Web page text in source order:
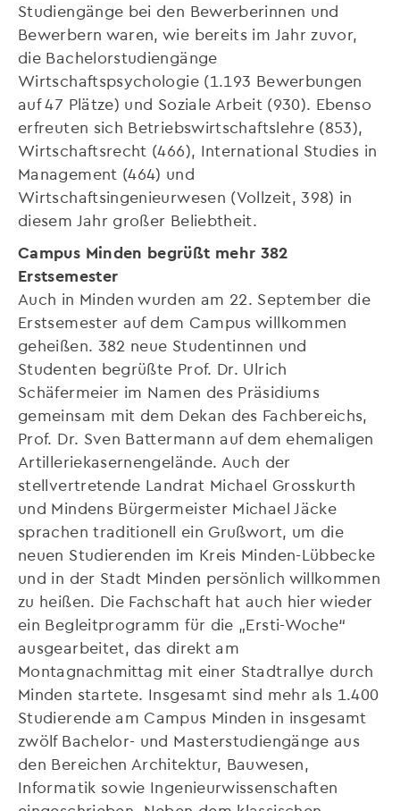
Studiengänge bei den Bewerberinnen und
Bewerbern waren, wie bereits im Jahr zuvor,
die Bachelorstudiengänge
Wirtschaftspsychologie (1.193 Bewerbungen
auf 47 Plätze) und Soziale Arbeit (930). Ebenso
erfreuten sich Betriebswirtschaftslehre (853),
Wirtschaftsrecht (466), International Studies in
Management (464) und
Wirtschaftsingenieurwesen (Vollzeit, 398) in
diesem Jahr großer Beliebtheit.
Campus Minden begrüßt mehr 382
Erstsemester
Auch in Minden wurden am 22. September die
Erstsemester auf dem Campus willkommen
geheißen. 382 neue Studentinnen und
Studenten begrüßte Prof. Dr. Ulrich
Schäfermeier im Namen des Präsidiums
gemeinsam mit dem Dekan des Fachbereichs,
Prof. Dr. Sven Battermann auf dem ehemaligen
Artilleriekasernengelände. Auch der
stellvertretende Landrat Michael Grosskurth
und Mindens Bürgermeister Michael Jäcke
sprachen traditionell ein Grußwort, um die
neuen Studierenden im Kreis Minden-Lübbecke
und in der Stadt Minden persönlich willkommen
zu heißen. Die Fachschaft hat auch hier wieder
ein Begleitprogramm für die „Ersti-Woche“
ausgearbeitet, das direkt am
Montagnachmittag mit einer Stadtrallye durch
Minden startete. Insgesamt sind mehr als 1.400
Studierende am Campus Minden in insgesamt
zwölf Bachelor- und Masterstudiengänge aus
den Bereichen Architektur, Bauwesen,
Informatik sowie Ingenieurwissenschaften